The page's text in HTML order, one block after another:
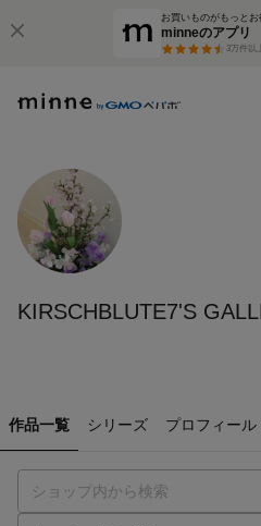
お買いものがもっとお
minneのアプリ
3万件以
KIRSCHBLUTE7'S
作品一覧 シリーズ プロフィール